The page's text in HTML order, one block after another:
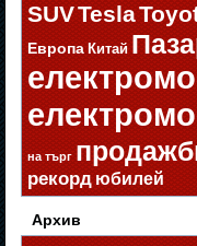
SUVTesla
Европа Китай
на търг
рекорд юбилей
Архив